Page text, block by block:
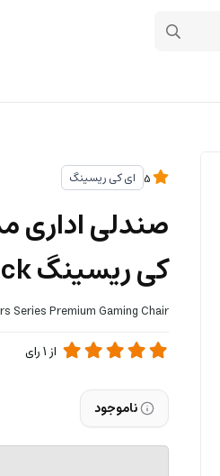
ای کی ریسینگ
صندلی اداری
کی ریسینگ K700A-1 Masters Premium Black
Series Premium Gaming Chair
از1رای
ناموجود